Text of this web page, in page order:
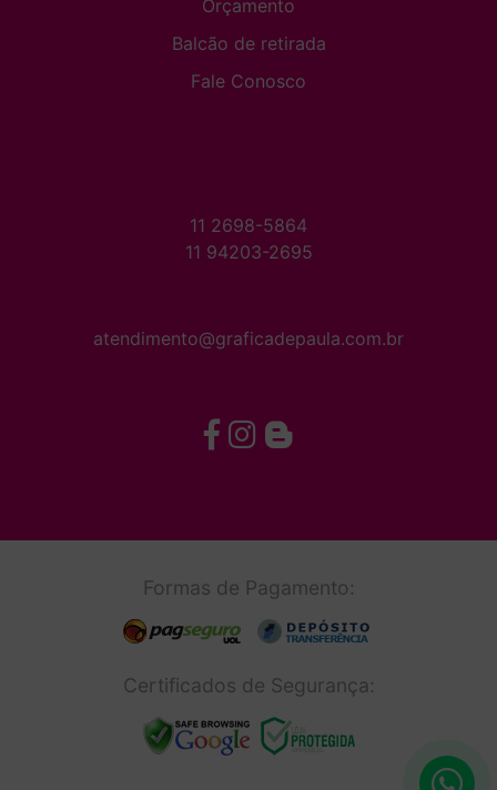
Orçamento
Balcão de retirada
Fale Conosco
11 2698-5864
11 94203-2695
atendimento@graficadepaula.com.br
Formas de Pagamento:
Certificados de Segurança: